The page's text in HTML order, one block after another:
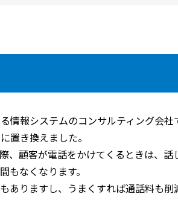
情報システムのコンサルティング会社
置き換えました。
、顧客が電話をかけてくるときは、話
なくなります。
ありますし、うまくすれば通話料も削